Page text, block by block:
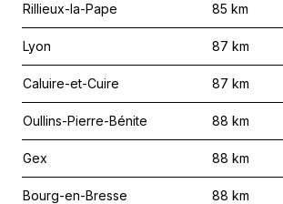
Rillieux-la-Pape 85 km
Lyon 87 km
Caluire-et-Cuire 87 km
Oullins-Pierre-Bénite 88 km
Gex 88 km
Bourg-en-Bresse 88 km